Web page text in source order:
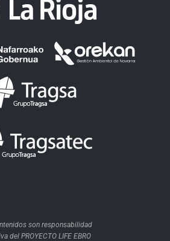
son responsabilidad
del PROYECTO LIFE EBRO